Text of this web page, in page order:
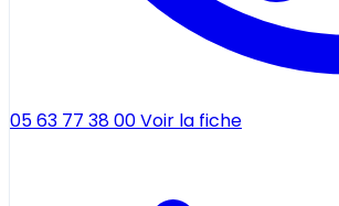
05 63 77 38 00Voir la fiche